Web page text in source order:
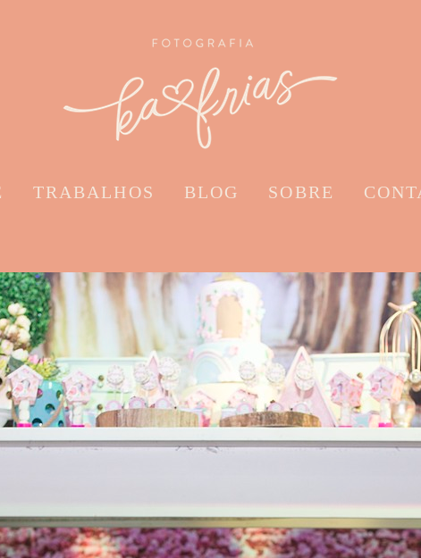
TRABALHOS BLOG SOBRE